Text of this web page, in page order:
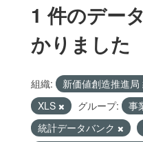
1 件のデー
かりました
組織: 新価値創造推進
XLS
グループ: 事
統計データバンク